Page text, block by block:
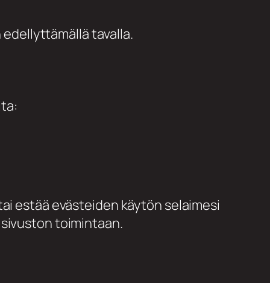
tavalla.
estää evästeiden käytön selaimesi
toimintaan.